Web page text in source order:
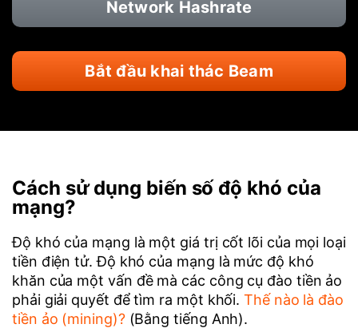
Network Hashrate
Bắt đầu khai thác Beam
Cách sử dụng biến số độ khó của
mạng?
Độ khó của mạng là một giá trị cốt lõi của mọi loại
tiền điện tử. Độ khó của mạng là mức độ khó
khăn của một vấn đề mà các công cụ đào tiền ảo
phải giải quyết để tìm ra một khối.Thế nào là đào
tiền ảo (mining)?(Bằng tiếng Anh).